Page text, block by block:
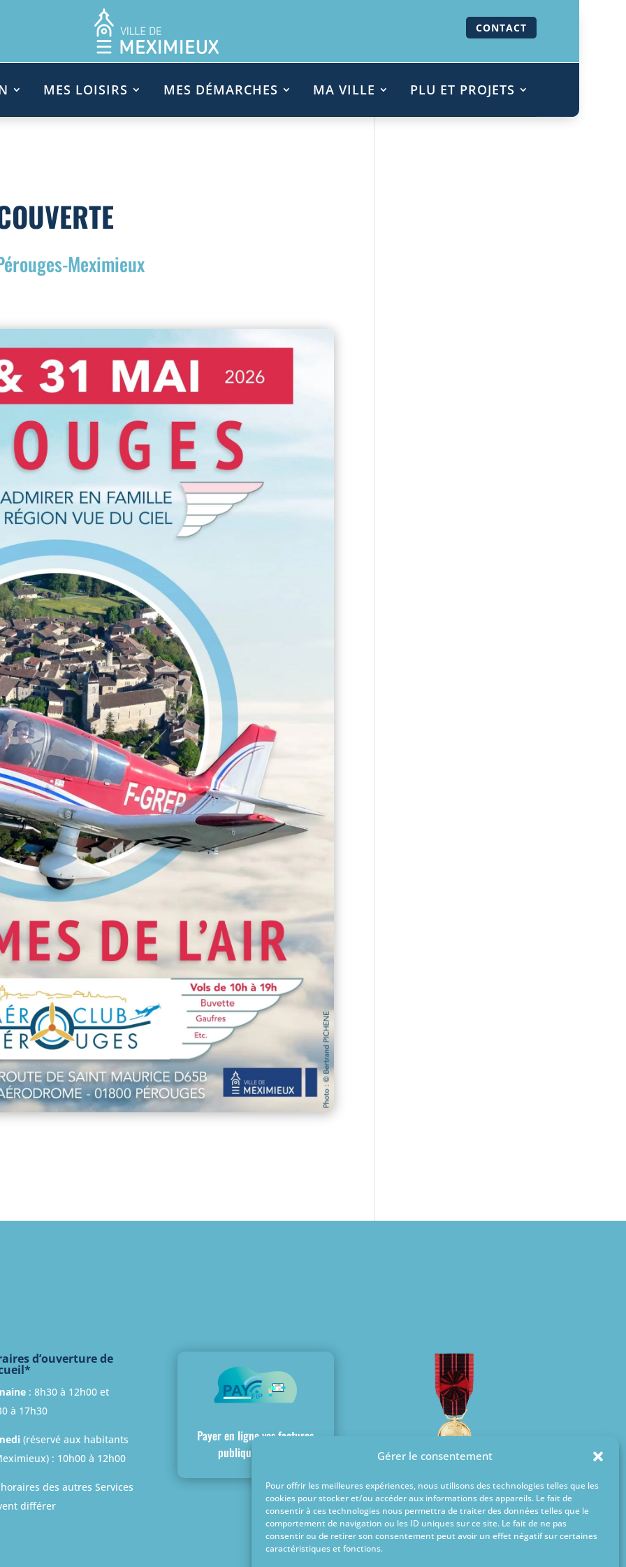
Gérer le consentement
Pour offrir les meilleures expériences, nous utilisons des technologies telles que les
cookies pour stocker et/ou accéder aux informations des appareils. Le fait de
consentir à ces technologies nous permettra de traiter des données telles que le
comportement de navigation ou les ID uniques sur ce site. Le fait de ne pas
consentir ou de retirer son consentement peut avoir un effet négatif sur certaines
caractéristiques et fonctions.
CONTACT
MES LOISIRS MES DÉMARCHES MA VILLE PLU ET PROJETS
Meximieux
d’ouverture de
: 8h30 à 12h00 et
à 17h30
(réservé aux habitants
: 10h00 à 12h00
des autres Services
différer
Payer en ligne vos factures
publiques locales
Ville médaillée